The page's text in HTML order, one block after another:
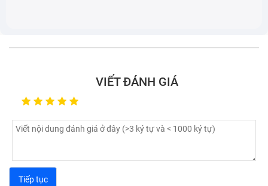
Thay vỏ LapTop LENOVO ThinkPad X1 Carbon Tại
Hóc Môn - Dịch vụ sửa chữa tại Huyện Hóc Môn. Xử lý
nhanh các sự cố hư hỏng. miễn phí công sửa. Giảm
giá khách hàng cũ yêu thương
VIẾT ĐÁNH GIÁ